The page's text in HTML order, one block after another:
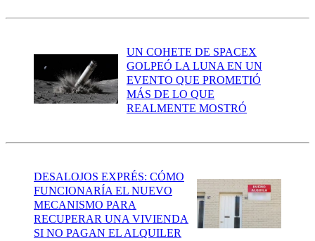
UN COHETE DE SPACEX
GOLPEÓ LA LUNA EN UN
EVENTO QUE PROMETIÓ
MÁS DE LO QUE
REALMENTE MOSTRÓ
DESALOJOS EXPRÉS: CÓMO
FUNCIONARÍA EL NUEVO
MECANISMO PARA
RECUPERAR UNA VIVIENDA
SI NO PAGAN EL ALQUILER